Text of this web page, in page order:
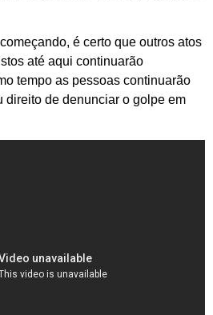
é certo que outros atos
até aqui continuarão
tempo as pessoas continuarão
direito de denunciar o golpe em